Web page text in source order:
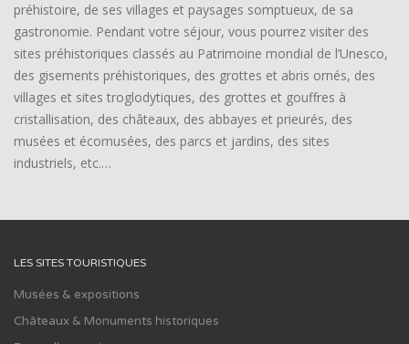
préhistoire, de ses villages et paysages somptueux, de sa
gastronomie. Pendant votre séjour, vous pourrez visiter des
sites préhistoriques classés au Patrimoine mondial de l’Unesco,
des gisements préhistoriques, des grottes et abris ornés, des
villages et sites troglodytiques, des grottes et gouffres à
cristallisation, des châteaux, des abbayes et prieurés, des
musées et écomusées, des parcs et jardins, des sites
industriels, etc.…
LES SITES TOURISTIQUES
Musées & expositions
Châteaux & Monuments historiques